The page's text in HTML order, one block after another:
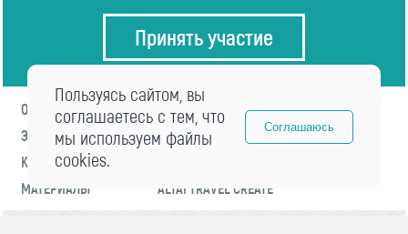
Принять участие
О ФОРУМЕ
ПРОГРАММА
ЭКСПЕРТЫ
НОВОСТИ
КОНТАКТЫ
МАТЕРИАЛЫ
ALTAI TRAVEL CREATE
Пользуясь сайтом, вы
соглашаетесь с тем, что
мы используем файлы
cookies.
Соглашаюсь